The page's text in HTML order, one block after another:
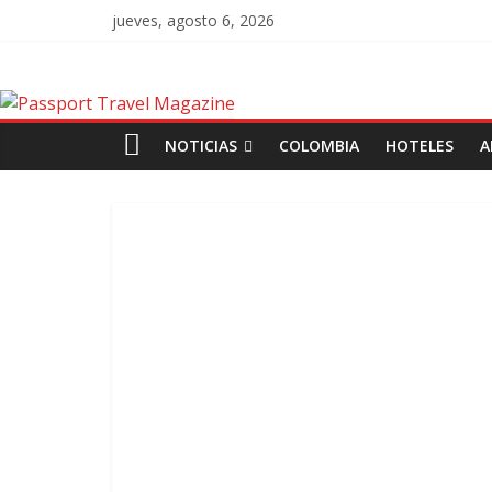
jueves, agosto 6, 2026
NOTICIAS COLOMBIA HOTELES